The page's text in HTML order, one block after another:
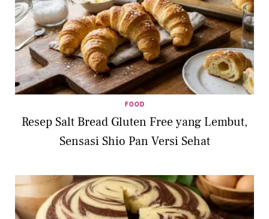
FOOD
Resep Salt Bread Gluten Free yang Lembut,
Sensasi Shio Pan Versi Sehat